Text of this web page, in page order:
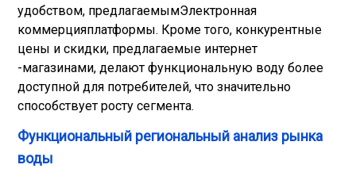
удобством, предлагаемымЭлектронная
коммерцияплатформы. Кроме того, конкурентные
цены и скидки, предлагаемые интернет
-магазинами, делают функциональную воду более
доступной для потребителей, что значительно
способствует росту сегмента.
Функциональный региональный анализ рынка
воды